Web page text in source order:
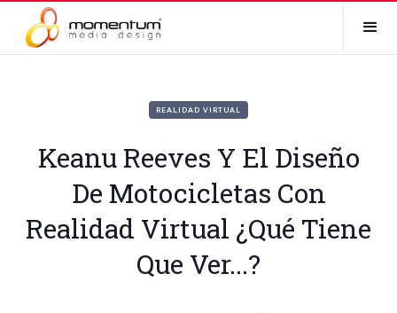
REALIDAD VIRTUAL
Keanu Reeves Y El Diseño
De Motocicletas Con
Realidad Virtual ¿Qué Tiene
Que Ver...?